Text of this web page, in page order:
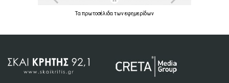
Τα πρωτοσέλιδα τωνεφημερίδων